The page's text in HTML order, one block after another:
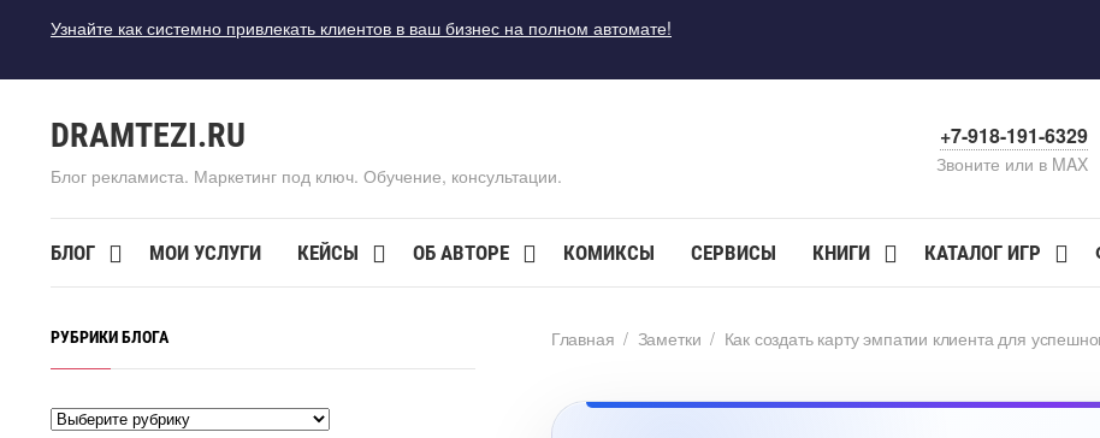
Узнайте как системно привлекать клиентов в ваш бизнес на полном автомате!
DRAMTEZI.RU
Блог рекламиста. Маркетинг под ключ. Обучение, консультации.
+7-918-191-6329
Звоните или в MAX
БЛОГ МОИ УСЛУГИ КЕЙСЫ ОБ АВТОРЕ КОМИКСЫ СЕРВИСЫ КНИГИ КАТАЛОГ ИГР
Главная / Заметки / Как создать карту эмпатии клиента для
РУБРИКИ БЛОГА